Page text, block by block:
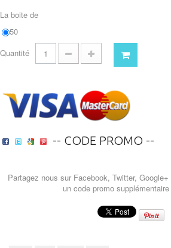
La boite de
50
Quantité
-- CODE PROMO --
Partagez nous sur Facebook, Twitter,
un code promo